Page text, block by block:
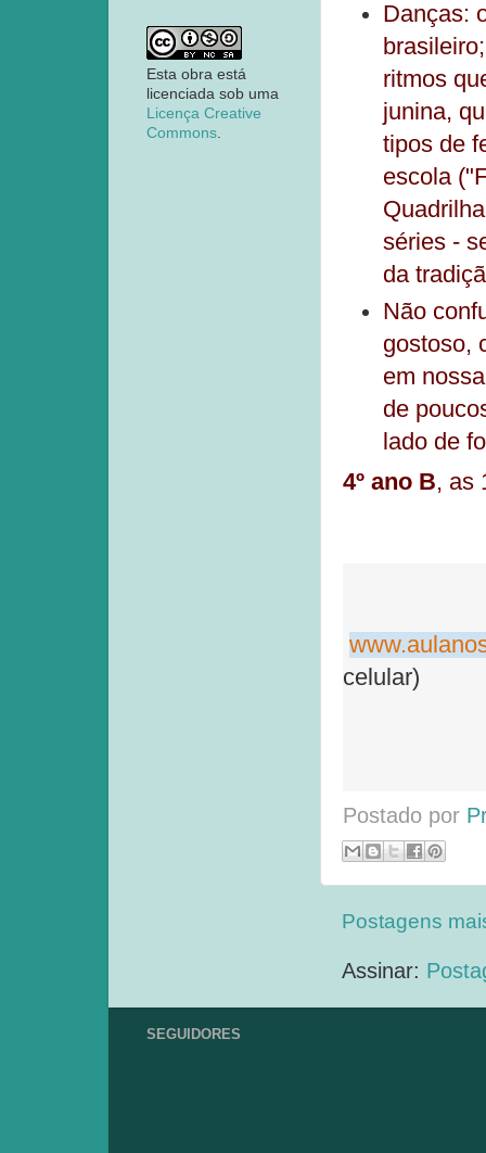
Danças:
ritmos
junina,
tipos de
escola
séries -
da
Não
gostoso,
em
de
lado de
4º ano B, as
celular)
Postado por
Postagens
Assinar:
Esta obra está
licenciada sob uma
Licença Creative
Commons.
SEGUIDORES